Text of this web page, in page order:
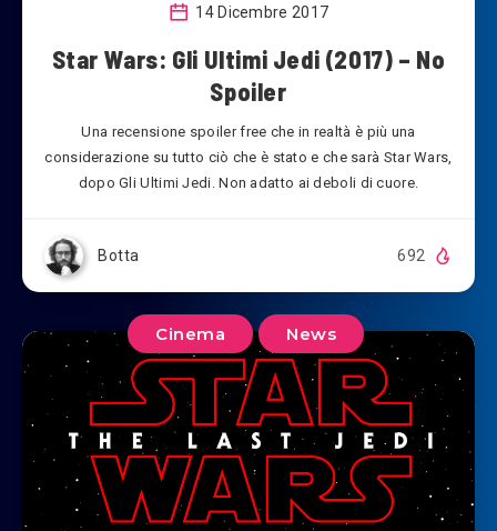
14 Dicembre 2017
Star Wars: Gli Ultimi Jedi (2017) – No
Spoiler
Una recensione spoiler free che in realtà è più una
considerazione su tutto ciò che è stato e che sarà Star Wars,
dopo Gli Ultimi Jedi. Non adatto ai deboli di cuore.
Botta 692
Cinema News